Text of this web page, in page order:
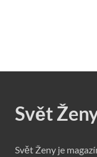
Svět
Svět Ženy je